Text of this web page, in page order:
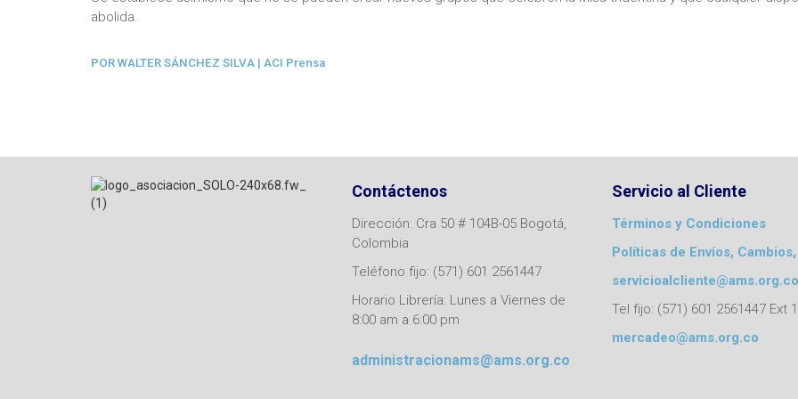
abolida.
POR WALTER SÁNCHEZ SILVA | ACI Prensa
Contáctenos
Dirección: Cra 50 # 104B-05 Bogotá,
Colombia
Teléfono fijo: (571) 601 2561447
Horario Librería: Lunes a Viernes de
8:00 am a 6:00 pm
administracionams@ams.org.co
Servicio al Cliente
Términos y Condiciones
Políticas de Envíos, Cambios,
servicioalcliente@ams.org.co
Tel fijo: (571) 601 2561447 Ext
mercadeo@ams.org.co